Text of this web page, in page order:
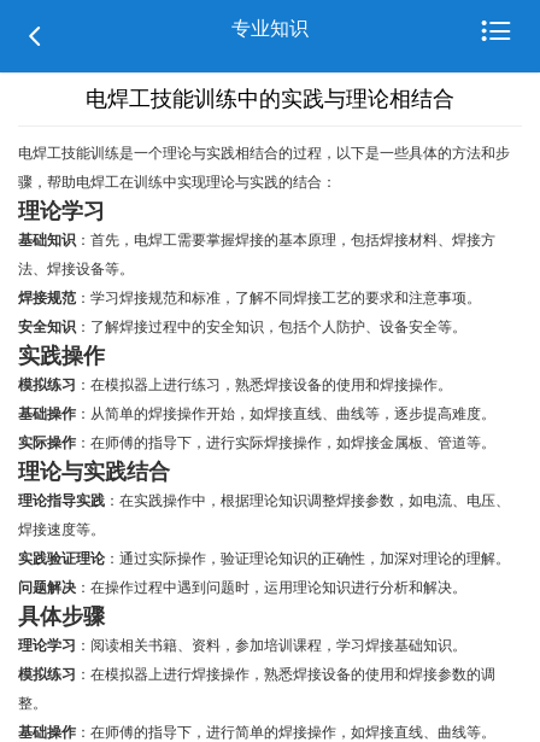
 专业知识 
电焊工技能训练中的实践与理论相结合
电焊工技能训练是一个理论与实践相结合的过程，以下是一些具体的方法和步
骤，帮助电焊工在训练中实现理论与实践的结合：
理论学习
基础知识 ：首先，电焊工需要掌握焊接的基本原理，包括焊接材料、焊接方
法、焊接设备等。
焊接规范：学习焊接规范和标准，了解不同焊接工艺的要求和注意事项。
安全知识 ：了解焊接过程中的安全知识，包括个人防护、设备安全等。
实践操作
模拟练习 ：在模拟器上进行练习，熟悉焊接设备的使用和焊接操作。
基础操作 ：从简单的焊接操作开始，如焊接直线、曲线等，逐步提高难度。
实际操作 ：在师傅的指导下，进行实际焊接操作，如焊接金属板、管道等。
理论与实践结合
理论指导实践 ：在实践操作中，根据理论知识调整焊接参数，如电流、电压、
焊接速度等。
实践验证理论 ：通过实际操作，验证理论知识的正确性，加深对理论的理解。
问题解决 ：在操作过程中遇到问题时，运用理论知识进行分析和解决。
具体步骤
理论学习 ：阅读相关书籍、资料，参加培训课程，学习焊接基础知识。
模拟练习 ：在模拟器上进行焊接操作，熟悉焊接设备的使用和焊接参数的调
整。
基础操作 ：在师傅的指导下，进行简单的焊接操作，如焊接直线、曲线等。